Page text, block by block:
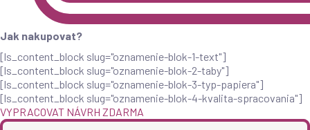
Jak nakupovat?
[ls_content_block slug="oznamenie-blok-1-text"]
[ls_content_block slug="oznamenie-blok-2-taby"]
[ls_content_block slug="oznamenie-blok-3-typ-papiera"]
[ls_content_block slug="oznamenie-blok-4-kvalita-spracovania"]
VYPRACOVAT NÁVRH ZDARMA